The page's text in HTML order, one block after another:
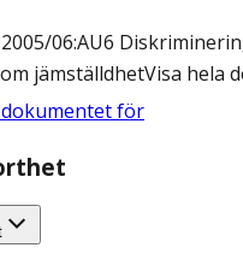
06:AU6
jämställdhetVisa hela
dokumentet för